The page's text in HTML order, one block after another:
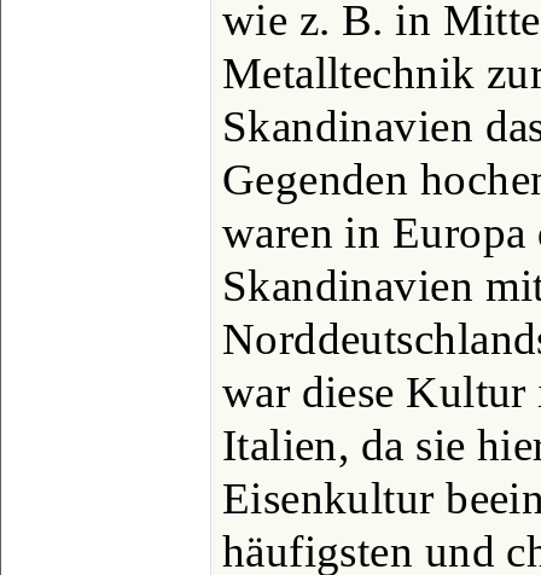
wie z. B. in
Metalltechnik
Skandinavien
Gegenden
waren in
Skandinavien
war diese Kultur
Italien, da sie
Eisenkultur
häufigsten und